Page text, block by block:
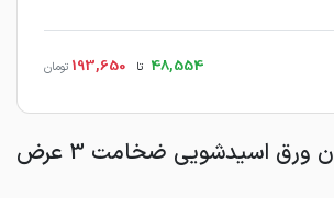
48,554 تا 193,650 تومان
لیست فروشندگان ورق اسیدشویی ضخامت 3 عرض